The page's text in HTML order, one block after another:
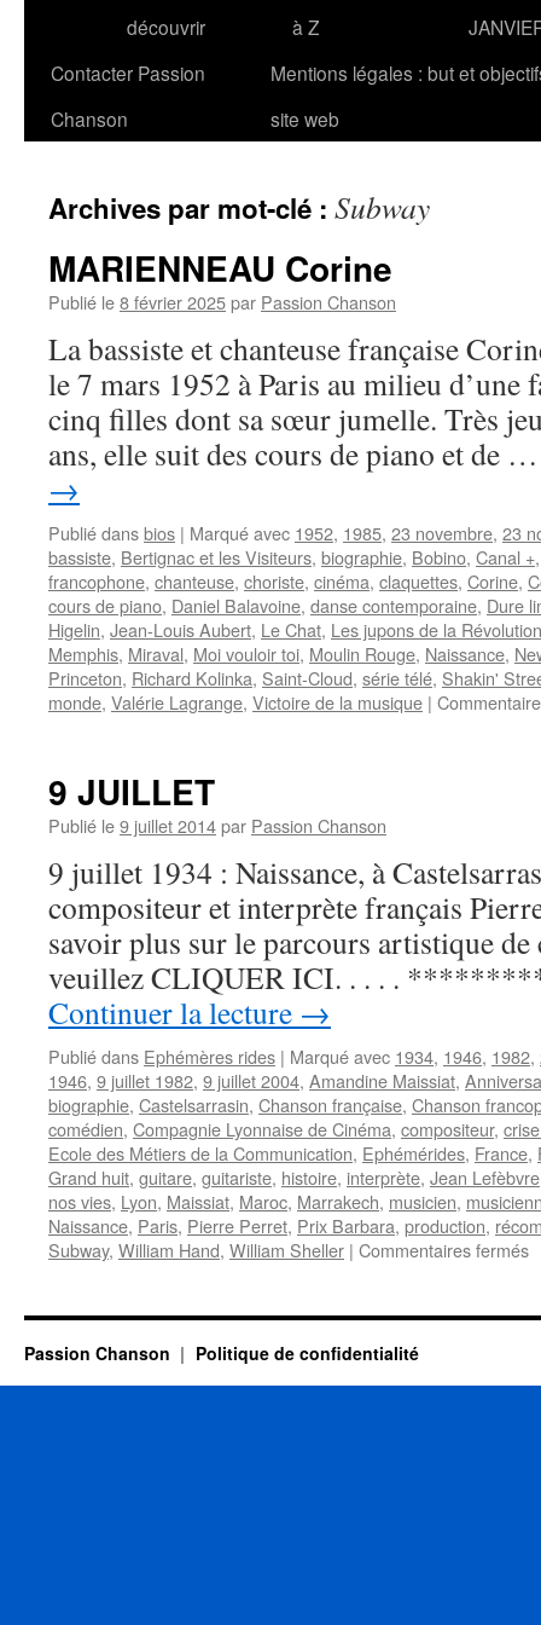
découvrir
à Z
Contacter Passion
Chanson
Mentions légales : but et
site web
Archives par mot-clé : Subway
MARIENNEAU Corine
Publié le8 février 2025par Passion Chanson
La bassiste et chanteuse française
le 7 mars 1952 à Paris au milieu
cinq filles dont sa sœur jumelle. Très
ans, elle suit des cours de piano et de
→
Publié dansbios | Marqué avec 1952, 1985, 23 novembre, 23
bassiste, Bertignac et les Visiteurs, biographie, Bobino, Canal +
francophone, chanteuse, choriste, cinéma, claquettes, Corine,
cours de piano, Daniel Balavoine, danse contemporaine, Dure
Higelin, Jean-Louis Aubert, Le Chat, Les jupons de la Révolution
Memphis, Miraval, Moi vouloir toi, Moulin Rouge, Naissance,
Princeton, Richard Kolinka, Saint-Cloud, série télé, Shakin'
monde, Valérie Lagrange, Victoire de la musique |
9 JUILLET
Publié le9 juillet 2014par Passion Chanson
9 juillet 1934 : Naissance, à
compositeur et interprète français
savoir plus sur le parcours artistique de
veuillez CLIQUER ICI. . . . .
Continuer la lecture →
Publié dans Ephémères rides | Marqué avec 1934, 1946, 1982,
1946, 9 juillet 1982, 9 juillet 2004, Amandine Maissiat,
biographie, Castelsarrasin, Chanson française, Chanson
comédien, Compagnie Lyonnaise de Cinéma, compositeur,
Ecole des Métiers de la Communication, Ephémérides, France,
Grand huit, guitare, guitariste, histoire, interprète, Jean Lefèbvre
nos vies, Lyon, Maissiat, Maroc, Marrakech, musicien,
Naissance, Paris, Pierre Perret, Prix Barbara, production,
Subway, William Hand, William Sheller | Commentaires fermés
Passion Chanson Politique de confidentialité